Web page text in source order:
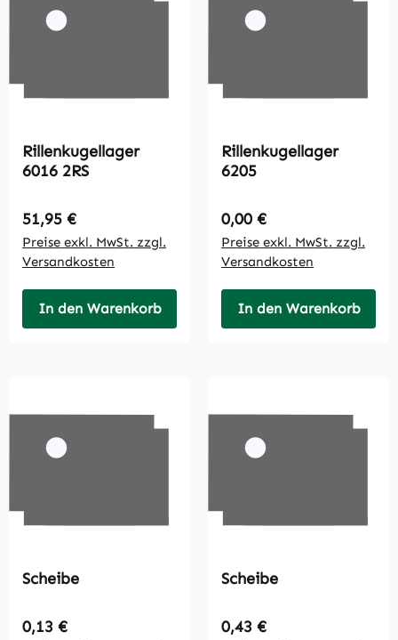
Rillenkugellager
6016 2RS
Regulärer Preis:
51,95 €
Preise exkl. MwSt. zzgl.
Versandkosten
In den Warenkorb
Rillenkugellager
6205
Regulärer Preis:
0,00 €
Preise exkl. MwSt. zzgl.
Versandkosten
In den Warenkorb
Scheibe
Regulärer Preis:
0,13 €
Scheibe
Regulärer Preis:
0,43 €